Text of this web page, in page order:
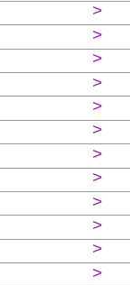
>
>
>
>
>
>
>
>
>
>
>
>